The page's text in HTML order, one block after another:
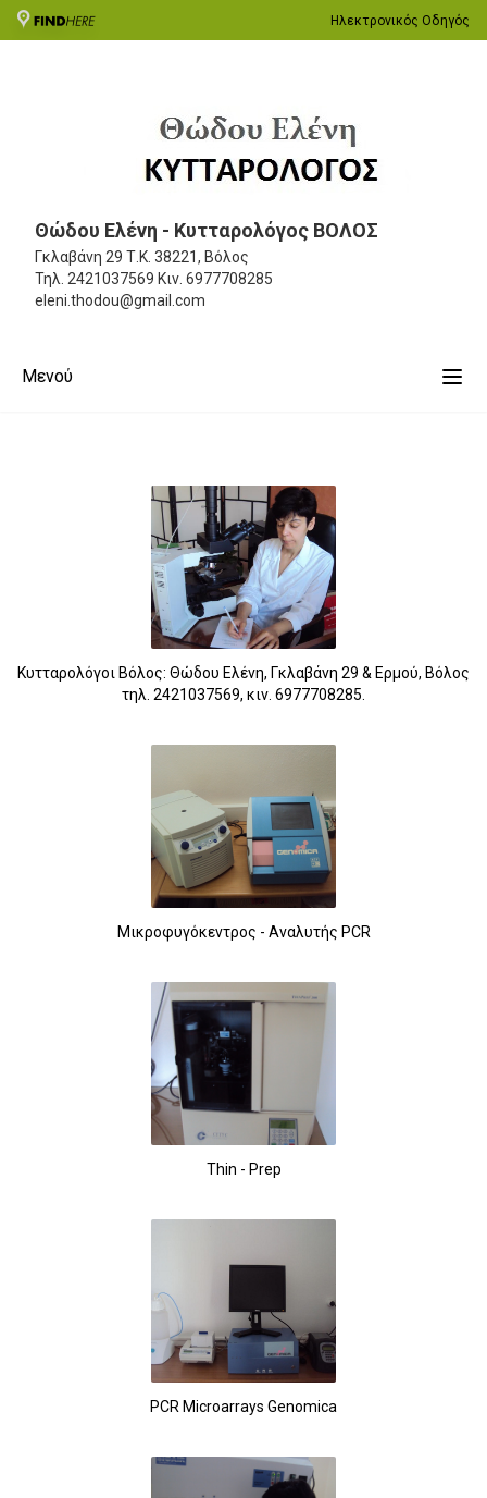
Ηλεκτρονικός Οδηγός
Θώδου Ελένη - Κυτταρολόγος ΒΟΛΟΣ
Γκλαβάνη 29 Τ.Κ. 38221, Βόλος
Τηλ. 2421037569 Κιν. 6977708285
eleni.thodou@gmail.com
Μενού
Κυτταρολόγοι Βόλος: Θώδου Ελένη, Γκλαβάνη 29 & Ερμού, Βόλος
τηλ. 2421037569, κιν. 6977708285.
Μικροφυγόκεντρος - Αναλυτής PCR
Thin - Prep
PCR Microarrays Genomica